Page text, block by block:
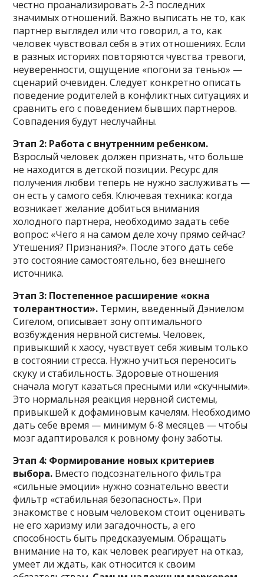
честно проанализировать 2-3 последних
значимых отношений. Важно выписать не то, как
партнер выглядел или что говорил, а то, как
человек чувствовал себя в этих отношениях. Если
в разных историях повторяются чувства тревоги,
неуверенности, ощущение «погони за тенью» —
сценарий очевиден. Следует конкретно описать
поведение родителей в конфликтных ситуациях и
сравнить его с поведением бывших партнеров.
Совпадения будут неслучайны.
Этап 2: Работа с внутренним ребенком.
Взрослый человек должен признать, что больше
не находится в детской позиции. Ресурс для
получения любви теперь не нужно заслуживать —
он есть у самого себя. Ключевая техника: когда
возникает желание добиться внимания
холодного партнера, необходимо задать себе
вопрос: «Чего я на самом деле хочу прямо сейчас?
Утешения? Признания?». После этого дать себе
это состояние самостоятельно, без внешнего
источника.
Этап 3: Постепенное расширение «окна
толерантности». Термин, введенный Дэниелом
Сигелом, описывает зону оптимального
возбуждения нервной системы. Человек,
привыкший к хаосу, чувствует себя живым только
в состоянии стресса. Нужно учиться переносить
скуку и стабильность. Здоровые отношения
сначала могут казаться пресными или «скучными».
Это нормальная реакция нервной системы,
привыкшей к дофаминовым качелям. Необходимо
дать себе время — минимум 6-8 месяцев — чтобы
мозг адаптировался к ровному фону заботы.
Этап 4: Формирование новых критериев
выбора. Вместо подсознательного фильтра
«сильные эмоции» нужно сознательно ввести
фильтр «стабильная безопасность». При
знакомстве с новым человеком стоит оценивать
не его харизму или загадочность, а его
способность быть предсказуемым. Обращать
внимание на то, как человек реагирует на отказ,
умеет ли ждать, как относится к своим